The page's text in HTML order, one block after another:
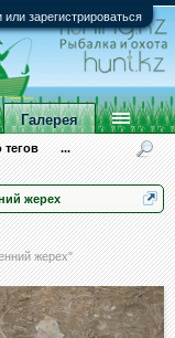
или зарегистрироваться
жерех
жерех"
Галерея
тегов ...